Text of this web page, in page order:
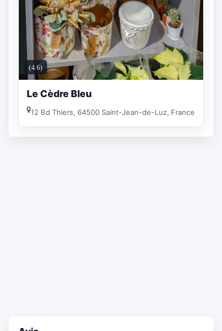
(4.6)
Le Cèdre Bleu
12 Bd Thiers, 64500 Saint-Jean-de-Luz, France